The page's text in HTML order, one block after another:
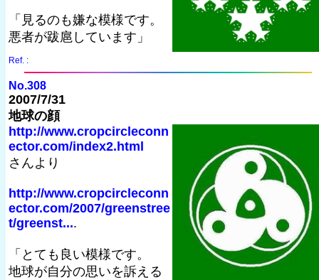
「見るのも嫌な模様です。
悪者が跋扈しています」
Ref. :
No.308
2007/7/31
地球の顔
http://www.cropcircleconn
ector.com/index2.html
さんより
http://www.cropcircleconn
ector.com/2007/greenstree
t/greenst....
「とても良い模様です。
地球が自分の思いを訴える